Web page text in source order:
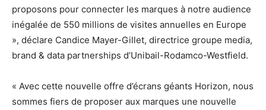
proposons pour connecter les marques à notre audience
inégalée de 550 millions de visites annuelles en Europe
», déclare Candice Mayer-Gillet, directrice groupe media,
brand & data partnerships d’Unibail-Rodamco-Westfield.
« Avec cette nouvelle offre d’écrans géants Horizon, nous
sommes fiers de proposer aux marques une nouvelle